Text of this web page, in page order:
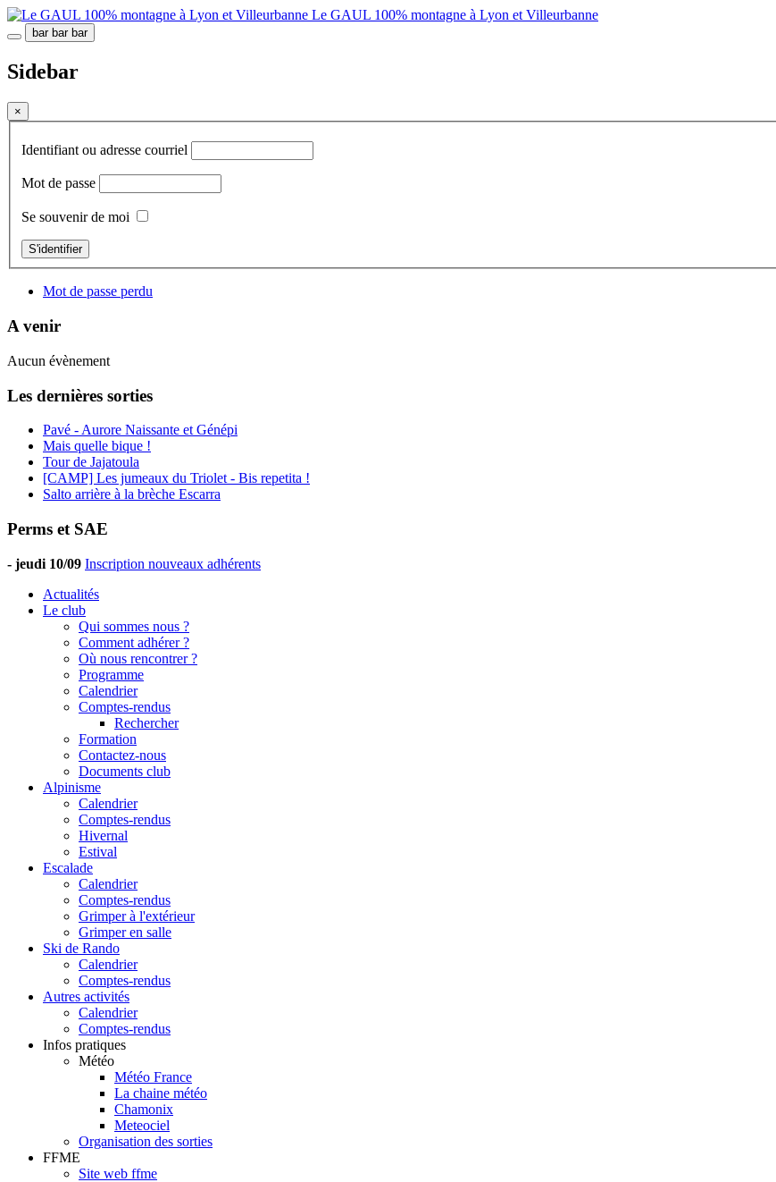
Le GAUL 100% montagne à Lyon et Villeurbanne
bar bar bar
Sidebar
×
Identifiant ou adresse courriel
Mot de passe
Se souvenir de moi
S'identifier
Mot de passe perdu
A venir
Aucun évènement
Les dernières sorties
Pavé - Aurore Naissante et Génépi
Mais quelle bique !
Tour de Jajatoula
[CAMP] Les jumeaux du Triolet - Bis repetita !
Salto arrière à la brèche Escarra
Perms et SAE
- jeudi 10/09 Inscription nouveaux adhérents
Actualités
Le club
Qui sommes nous ?
Comment adhérer ?
Où nous rencontrer ?
Programme
Calendrier
Comptes-rendus
Rechercher
Formation
Contactez-nous
Documents club
Alpinisme
Calendrier
Comptes-rendus
Hivernal
Estival
Escalade
Calendrier
Comptes-rendus
Grimper à l'extérieur
Grimper en salle
Ski de Rando
Calendrier
Comptes-rendus
Autres activités
Calendrier
Comptes-rendus
Infos pratiques
Météo
Météo France
La chaine météo
Chamonix
Meteociel
Organisation des sorties
FFME
Site web ffme